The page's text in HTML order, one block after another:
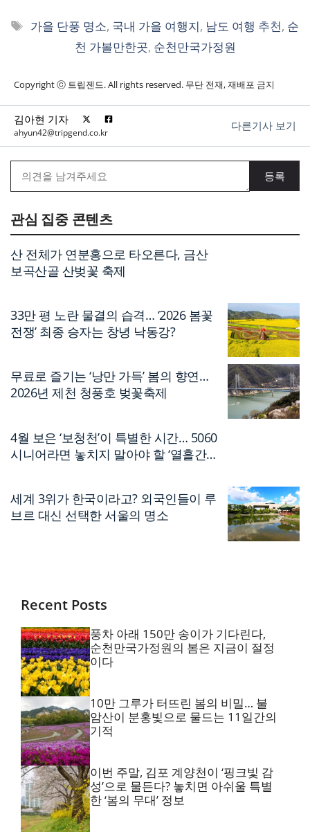
태
가을 단풍 명소, 국내 가을 여행지, 남도 여행 추천, 순
천 가볼만한곳, 순천만국가정원
Copyright ⓒ 트립젠드. All rights reserved. 무단 전재, 재배포 금지
김아현 기자
ahyun42@tripgend.co.kr
다른기사 보기
관심 집중 콘텐츠
산 전체가 연분홍으로 타오른다, 금산
보곡산골 산벚꽃 축제
33만 평 노란 물결의 습격… ‘2026 봄꽃
전쟁’ 최종 승자는 창녕 낙동강?
무료로 즐기는 ‘낭만 가득’ 봄의 향연…
2026년 제천 청풍호 벚꽃축제
4월 보은 ‘보청천’이 특별한 시간… 5060
시니어라면 놓치지 말아야 할 ‘열흘간의
세계 3위가 한국이라고? 외국인들이 루
브르 대신 선택한 서울의 명소
Recent Posts
풍차 아래 150만 송이가 기다린다,
순천만국가정원의 봄은 지금이 절정
이다
10만 그루가 터뜨린 봄의 비밀… 불
암산이 분홍빛으로 물드는 11일간의
기적
이번 주말, 김포 계양천이 ‘핑크빛 감
성’으로 물든다? 놓치면 아쉬울 특별
한 ‘봄의 무대’ 정보